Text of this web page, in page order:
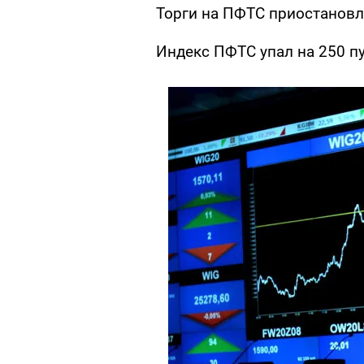
Торги на ПФТС
Индекс ПФТС упал на 250